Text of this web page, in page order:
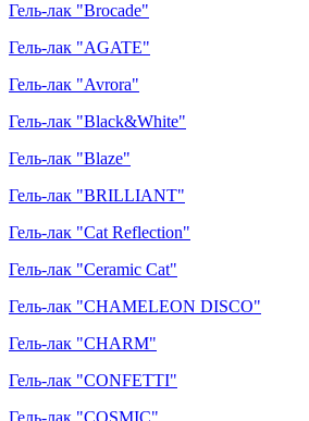
Гель-лак "Brocade"
Гель-лак "AGATE"
Гель-лак "Avrora"
Гель-лак "Black&White"
Гель-лак "Blaze"
Гель-лак "BRILLIANT"
Гель-лак "Cat Reflection"
Гель-лак "Ceramic Cat"
Гель-лак "CHAMELEON DISCO"
Гель-лак "CHARM"
Гель-лак "CONFETTI"
Гель-лак "COSMIC"